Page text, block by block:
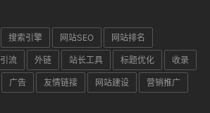
搜索引擎 网站SEO 网站排名
引流 外链 站长工具 标题优化 收录
广告 友情链接 网站建设 营销推广